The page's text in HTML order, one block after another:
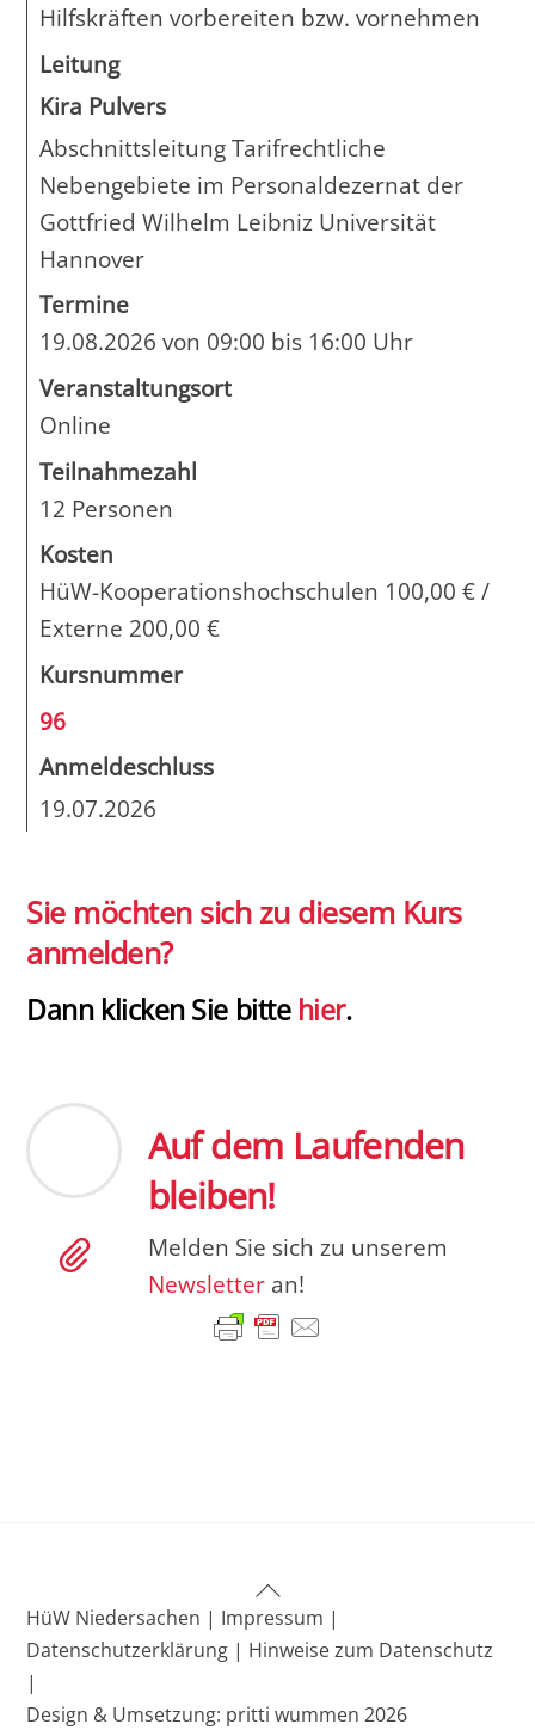
Hilfskräften vorbereiten bzw. vornehmen
Leitung
Kira Pulvers
Abschnittsleitung Tarifrechtliche
Nebengebiete im Personaldezernat der
Gottfried Wilhelm Leibniz Universität
Hannover
Termine
19.08.2026 von 09:00 bis 16:00 Uhr
Veranstaltungsort
Online
Teilnahmezahl
12 Personen
Kosten
HüW-Kooperationshochschulen 100,00 € /
Externe 200,00 €
Kursnummer
96
Anmeldeschluss
19.07.2026
Sie möchten sich zu diesem Kurs
anmelden?
Dann klicken Sie bitte hier.
Auf dem Laufenden
bleiben!
Melden Sie sich zu unserem
Newsletteran!
Back
To
Top
HüW Niedersachen | Impressum |
Datenschutzerklärung | Hinweise zum Datenschutz
|
Design & Umsetzung: pritti wummen 2026